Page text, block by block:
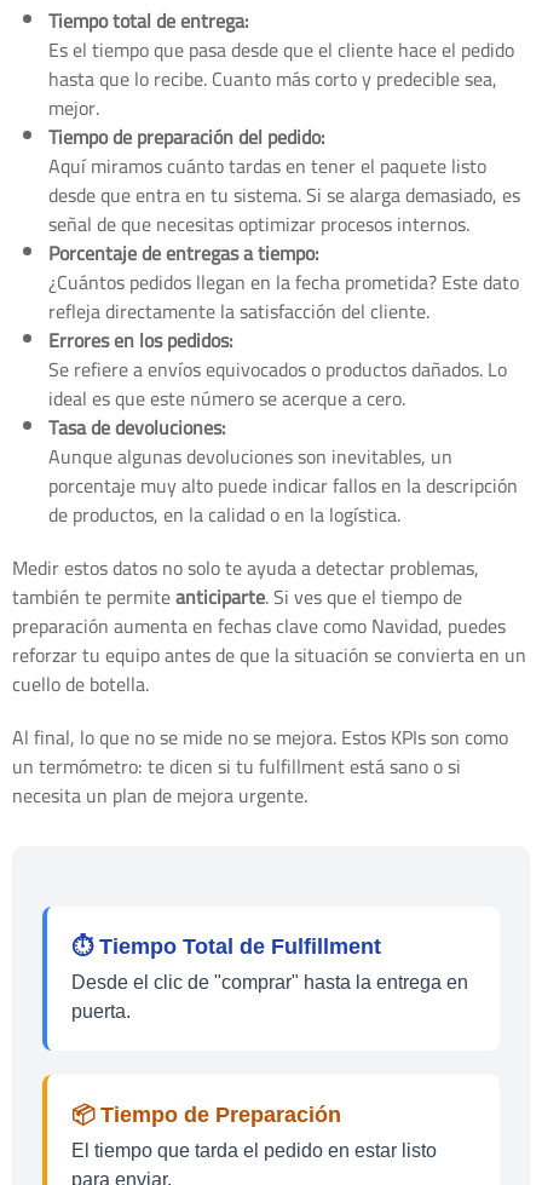
Tiempo total de entrega:
Es el tiempo que pasa desde que el cliente hace el pedido
hasta que lo recibe. Cuanto más corto y predecible sea,
mejor.
Tiempo de preparación del pedido:
Aquí miramos cuánto tardas en tener el paquete listo
desde que entra en tu sistema. Si se alarga demasiado, es
señal de que necesitas optimizar procesos internos.
Porcentaje de entregas a tiempo:
¿Cuántos pedidos llegan en la fecha prometida? Este dato
refleja directamente la satisfacción del cliente.
Errores en los pedidos:
Se refiere a envíos equivocados o productos dañados. Lo
ideal es que este número se acerque a cero.
Tasa de devoluciones:
Aunque algunas devoluciones son inevitables, un
porcentaje muy alto puede indicar fallos en la descripción
de productos, en la calidad o en la logística.
Medir estos datos no solo te ayuda a detectar problemas,
también te permiteanticiparte. Si ves que el tiempo de
preparación aumenta en fechas clave como Navidad, puedes
reforzar tu equipo antes de que la situación se convierta en un
cuello de botella.
Al final, lo que no se mide no se mejora. Estos KPIs son como
un termómetro: te dicen si tu fulfillment está sano o si
necesita un plan de mejora urgente.
⏱️ Tiempo Total de Fulfillment
Desde el clic de "comprar" hasta la entrega en
puerta.
📦 Tiempo de Preparación
El tiempo que tarda el pedido en estar listo
para enviar.